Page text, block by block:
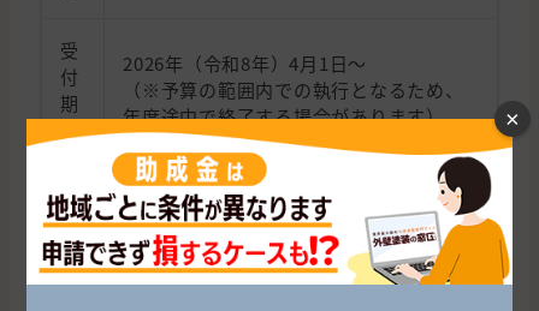
受
付
期
2026年（令和8年）4月1日～
（※予算の範囲内での執行となるため、
年度途中で終了する場合があります）
助
成
金
・住宅の増改築・リフォーム：5万円～最
大40万円（工事費用により変動）
・【加算】移住者の場合：10万円
・【加算】新婚・子育て世帯の場合：10
×